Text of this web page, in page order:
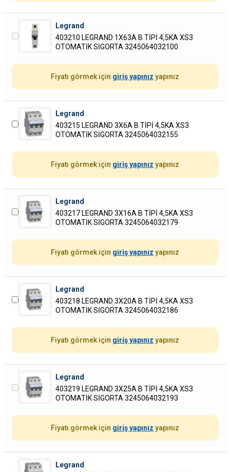
Legrand
403210 LEGRAND 1X63A B TİPİ 4,5KA XS3
OTOMATİK SİGORTA 3245064032100
Fiyatı görmek için giriş yapınız yapınız
Legrand
403215 LEGRAND 3X6A B TİPİ 4,5KA XS3
OTOMATİK SİGORTA 3245064032155
Fiyatı görmek için giriş yapınız yapınız
Legrand
403217 LEGRAND 3X16A B TİPİ 4,5KA XS3
OTOMATİK SİGORTA 3245064032179
Fiyatı görmek için giriş yapınız yapınız
Legrand
403218 LEGRAND 3X20A B TİPİ 4,5KA XS3
OTOMATİK SİGORTA 3245064032186
Fiyatı görmek için giriş yapınız yapınız
Legrand
403219 LEGRAND 3X25A B TİPİ 4,5KA XS3
OTOMATİK SİGORTA 3245064032193
Fiyatı görmek için giriş yapınız yapınız
Legrand